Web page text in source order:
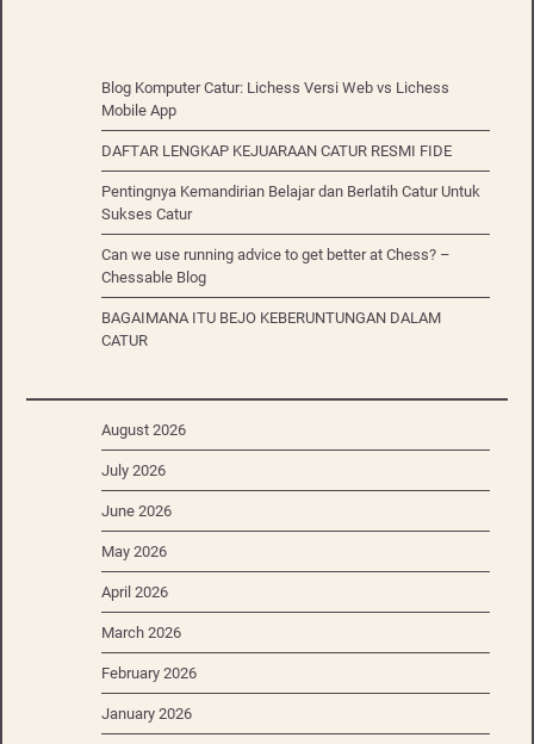
Blog Komputer Catur: Lichess Versi Web vs Lichess
Mobile App
DAFTAR LENGKAP KEJUARAAN CATUR RESMI FIDE
Pentingnya Kemandirian Belajar dan Berlatih Catur Untuk
Sukses Catur
Can we use running advice to get better at Chess? –
Chessable Blog
BAGAIMANA ITU BEJO KEBERUNTUNGAN DALAM
CATUR
August 2026
July 2026
June 2026
May 2026
April 2026
March 2026
February 2026
January 2026